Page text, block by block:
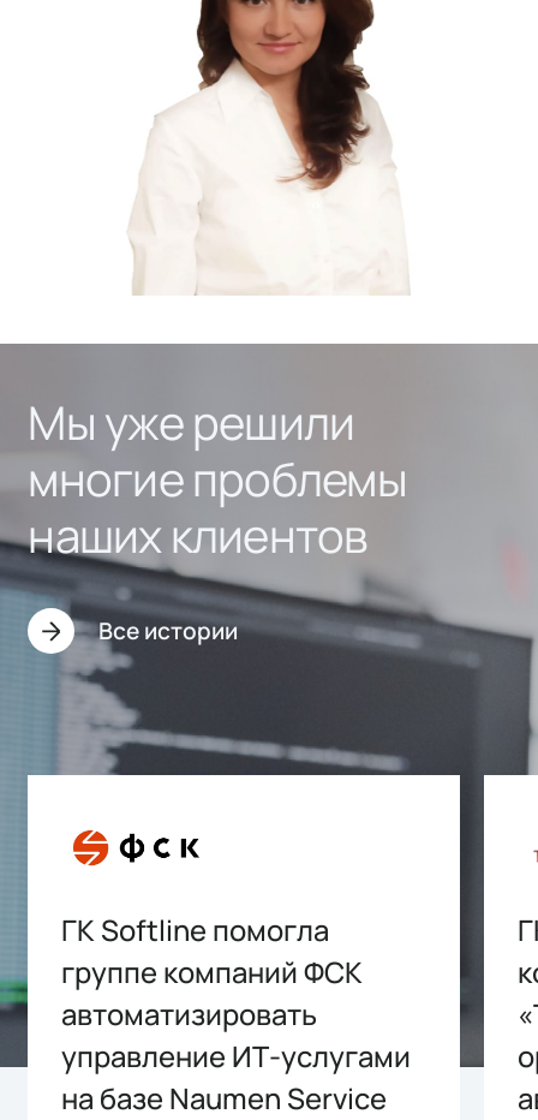
Мы уже решили
многие проблемы
наших клиентов
Все истории
ГК Softline помогла
группе компаний ФСК
автоматизировать
управление ИТ-услугами
на базе Naumen Service